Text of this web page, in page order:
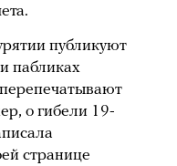
публикуют
пабликах
о гибели 19-
странице